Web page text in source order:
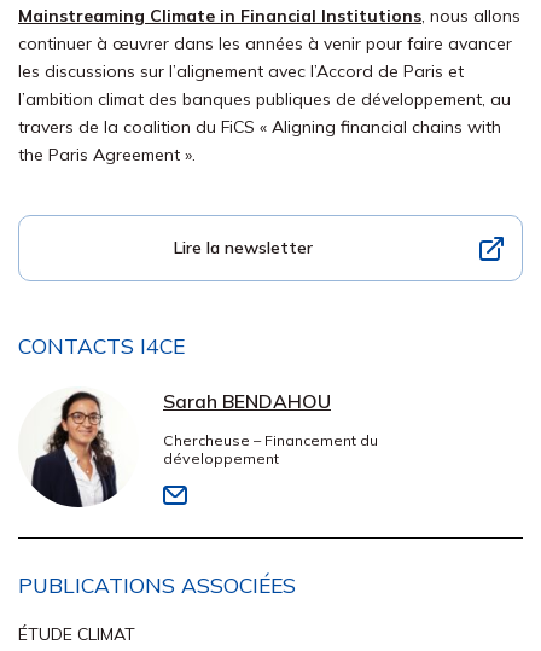
Mainstreaming Climate in Financial Institutions, nous allons
continuer à œuvrer dans les années à venir pour faire avancer
les discussions sur l’alignement avec l’Accord de Paris et
l’ambition climat des banques publiques de développement, au
travers de la coalition du FiCS « Aligning financial chains with
the Paris Agreement ».
Lire la newsletter
CONTACTS I4CE
Sarah BENDAHOU
Chercheuse – Financement du
développement
PUBLICATIONS ASSOCIÉES
ÉTUDE CLIMAT